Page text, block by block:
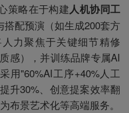
策略在于构建人机协同工
配预演（如生成200套方
力聚焦于关键细节精修
感），并训练品牌专属AI
用"60%AI工序+40%人工
升30%、创意提案效率翻
布景艺术化等高端服务。